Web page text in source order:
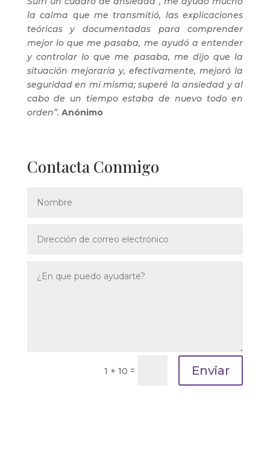
la calma que me transmitió, las explicaciones
teóricas y documentadas para comprender
mejor lo que me pasaba, me ayudó a entender
y controlar lo que me pasaba, me dijo que la
situación mejoraría y, efectivamente, mejoró la
seguridad en mí misma; superé la ansiedad y al
cabo de un tiempo estaba de nuevo todo en
orden”. Anónimo
Contacta Conmigo
1 + 10 = Enviar